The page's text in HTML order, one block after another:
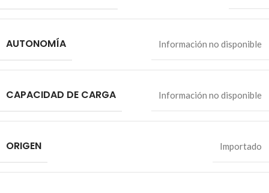
AUTONOMÍA Información no disponible
CAPACIDAD DE CARGA Información no disponible
ORIGEN Importado